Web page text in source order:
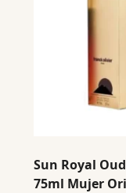
Sun Royal
75ml Mujer